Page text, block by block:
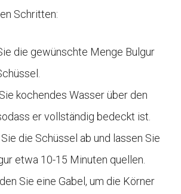
Schritten:
die gewünschte Menge Bulgur
kochendes Wasser über den
er vollständig bedeckt ist.
die Schüssel ab und lassen Sie
etwa 10-15 Minuten quellen.
Sie eine Gabel, um die Körner